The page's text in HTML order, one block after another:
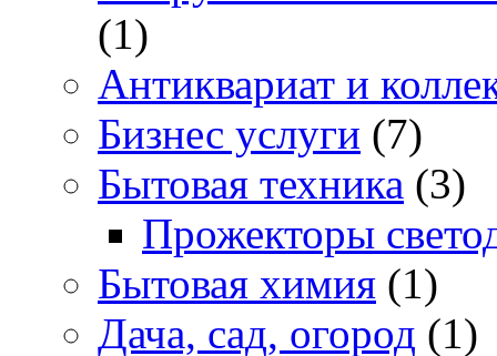
(1)
Антиквариат и
Бизнес услуги (7)
Бытовая техника (3)
Прожекторы
Бытовая химия (1)
Дача, сад, огород (1)